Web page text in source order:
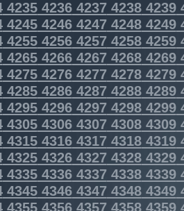
42354236423742384239
42454246424742484249
42554256425742584259
42654266426742684269
42754276427742784279
42854286428742884289
42954296429742984299
43054306430743084309
431543164317 43184319
432543264327 43284329
433543364337 43384339
43454346434743484349
43554356435743584359